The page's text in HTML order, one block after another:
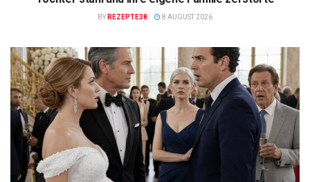
BY REZEPTE38 8 AUGUST 2026